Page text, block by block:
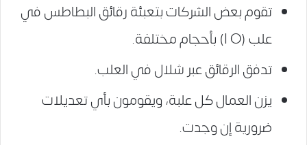
تقوم بعض الشركات بتعبئة رقائق البطاطس في
علب (I O) بأحجام مختلفة.
تدفق الرقائق عبر شلال في العلب.
يزن العمال كل علبة، ويقومون بأي تعديلات
ضرورية إن وجدت.